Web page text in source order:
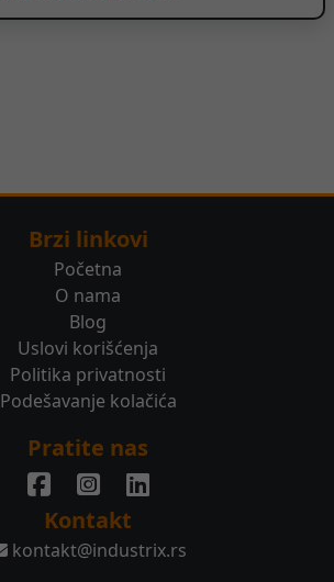
Brzi linkovi
Početna
O nama
Blog
Uslovi korišćenja
Politika privatnosti
Podešavanje kolačića
Pratite nas
Kontakt
kontakt@industrix.rs